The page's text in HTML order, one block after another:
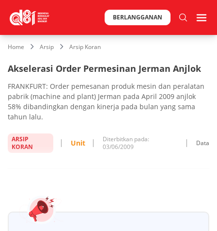
BERLANGGANAN
Home Arsip Arsip Koran
Akselerasi Order Permesinan Jerman Anjlok
FRANKFURT: Order pemesanan produk mesin dan peralatan
pabrik (machine and plant) Jerman pada April 2009 anjlok
58% dibandingkan dengan kinerja pada bulan yang sama
tahun lalu.
ARSIP
KORAN
Unit
Diterbitkan pada:
03/06/2009
Data